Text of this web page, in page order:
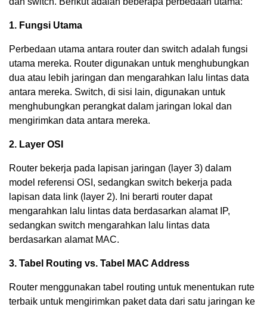
1. Fungsi Utama
Perbedaan utama antara router dan switch adalah fungsi
utama mereka. Router digunakan untuk menghubungkan
dua atau lebih jaringan dan mengarahkan lalu lintas data
antara mereka. Switch, di sisi lain, digunakan untuk
menghubungkan perangkat dalam jaringan lokal dan
mengirimkan data antara mereka.
2. Layer OSI
Router bekerja pada lapisan jaringan (layer 3) dalam
model referensi OSI, sedangkan switch bekerja pada
lapisan data link (layer 2). Ini berarti router dapat
mengarahkan lalu lintas data berdasarkan alamat IP,
sedangkan switch mengarahkan lalu lintas data
berdasarkan alamat MAC.
3. Tabel Routing vs. Tabel MAC Address
Router menggunakan tabel routing untuk menentukan rute
terbaik untuk mengirimkan paket data dari satu jaringan ke